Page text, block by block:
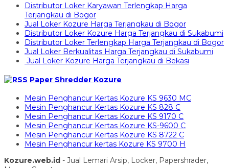
Distributor Loker Karyawan Terlengkap Harga
Terjangkau di Bogor
Jual Loker Kozure Harga Terjangkau di Bogor
Distributor Loker Kozure Harga Terjangkau di Sukabumi
Distributor Loker Terlengkap Harga Terjangkau di Bogor
Jual Loker Berkualitas Harga Terjangkau di Sukabumi
Jual Loker Kozure Harga Terjangkau di Bekasi
Paper Shredder Kozure
Mesin Penghancur Kertas Kozure KS 9630 MC
Mesin Penghancur Kertas Kozure KS 828 C
Mesin Penghancur Kertas Kozure KS 9170 C
Mesin Penghancur Kertas Kozure KS-9600 C
Mesin Penghancur Kertas Kozure KS 8722 C
Mesin Penghancur kertas Kozure KS 9700 H
Kozure.web.id - Jual Lemari Arsip, Locker, Papershrader,